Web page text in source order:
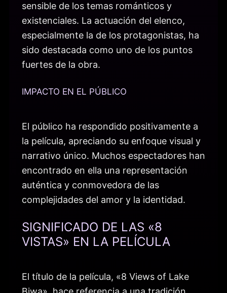
sensible de los temas románticos y
existenciales. La actuación del elenco,
especialmente la de los protagonistas, ha
sido destacada como uno de los puntos
fuertes de la obra.
IMPACTO EN EL PÚBLICO
El público ha respondido positivamente a
la película, apreciando su enfoque visual y
narrativo único. Muchos espectadores han
encontrado en ella una representación
auténtica y conmovedora de las
complejidades del amor y la identidad.
SIGNIFICADO DE LAS «8
VISTAS» EN LA PELÍCULA
El título de la película, «8 Views of Lake